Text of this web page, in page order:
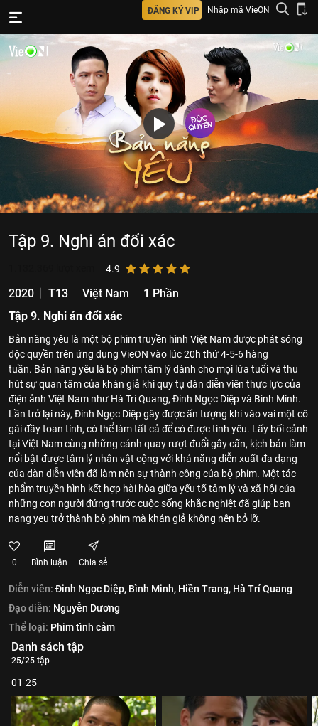
ĐĂNG KÝ VIP Nhập mã VieON
Tập 9. Nghi án đổi xác
4.9
2020 T13 Việt Nam
1 Phần
Tập 9. Nghi án đổi xác
Bản năng yêu là một bộ phim truyền hình Việt Nam được phát sóng
độc quyền trên ứng dụng VieON vào lúc 20h thứ 4-5-6 hàng
tuần. Bản năng yêu là bộ phim tâm lý dành cho mọi lứa tuổi và thu
hút sự quan tâm của khán giả khi quy tụ dàn diễn viên thực lực của
điện ảnh Việt Nam như Hà Trí Quang, Đinh Ngọc Diệp và Bình Minh.
Lần trở lại này, Đinh Ngọc Diệp gây được ấn tượng khi vào vai một cô
gái đầy toan tính, có thể làm tất cả để có được tình yêu. Lấy bối cảnh
tại Việt Nam cùng những cảnh quay rượt đuổi gây cấn, kịch bản làm
nổi bật được tâm lý nhân vật cộng với khả năng diễn xuất đa dạng
của dàn diễn viên đã làm nên sự thành công của bộ phim. Một tác
phẩm truyền hình kết hợp hài hòa giữa yếu tố tâm lý và xã hội của
những con người đứng trước cuộc sống khắc nghiệt đã giúp ban
nang yeu trở thành bộ phim mà khán giả không nên bỏ lỡ.
0 Bình luận Chia sẻ
Diễn viên: Đinh Ngọc Diệp, Bình Minh, Hiền Trang, Hà Trí Quang
Đạo diễn: Nguyễn Dương
Thể loại: Phim tình cảm
Danh sách tập
25/25 tập
01-25